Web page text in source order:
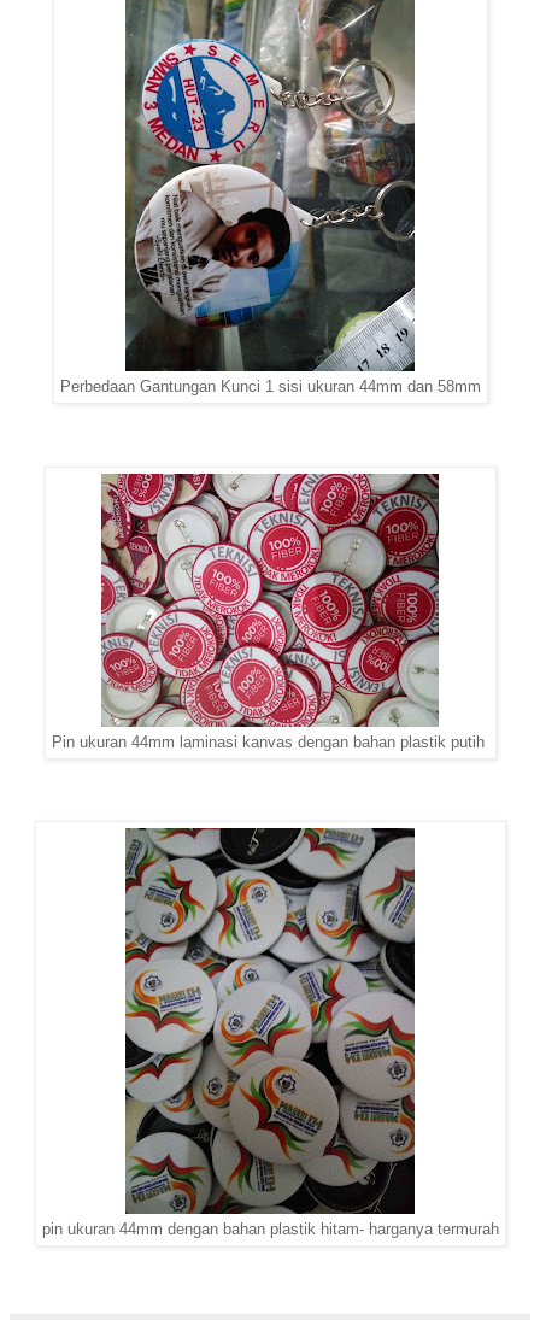
Perbedaan Gantungan Kunci 1 sisi ukuran 44mm dan 58mm
Pin ukuran 44mm laminasi kanvas dengan bahan plastik putih
pin ukuran 44mm dengan bahan plastik hitam- harganya termurah